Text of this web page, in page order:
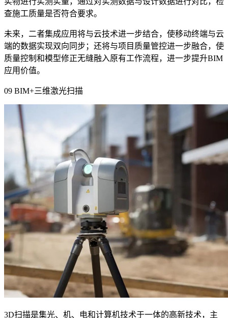
查施工质量是否符合要求。
未来，二者集成应用将与云技术进一步结合，使移动终端与云
端的数据实现双向同步；还将与项目质量管控进一步融合，使
质量控制和模型修正无缝融入原有工作流程，进一步提升BIM
应用价值。
09 BIM+三维激光扫描
3D扫描是集光、机、电和计算机技术于一体的高新技术，主